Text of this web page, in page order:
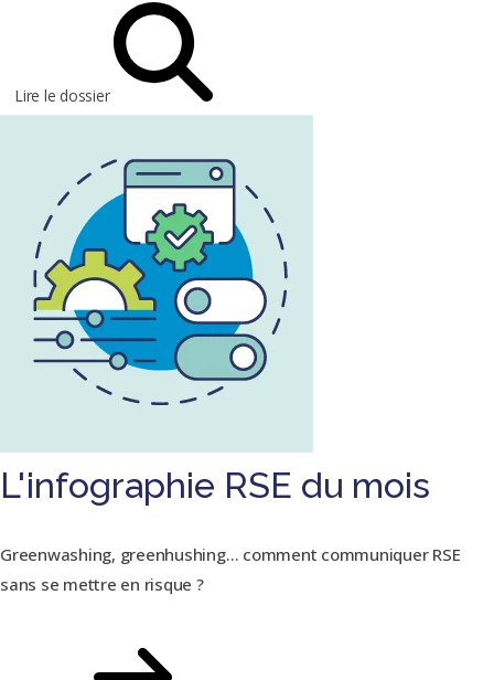
Lire le dossier
L'infographie RSE du mois
Greenwashing, greenhushing… comment communiquer RSE
sans se mettre en risque ?